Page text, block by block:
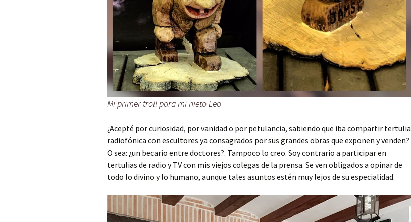
Mi primer troll para mi nieto Leo
¿Acepté por curiosidad, por vanidad o por petulancia, sabiendo que iba compartir tertulia
radiofónica con escultores ya consagrados por sus grandes obras que exponen y venden?
O sea: ¿un becario entre doctores?. Tampoco lo creo. Soy contrario a participar en
tertulias de radio y TV con mis viejos colegas de la prensa. Se ven obligados a opinar de
todo lo divino y lo humano, aunque tales asuntos estén muy lejos de su especialidad.